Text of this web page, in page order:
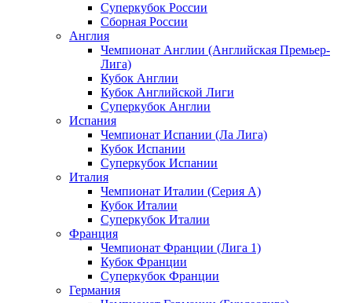
Суперкубок России
Сборная России
Англия
Чемпионат Англии (Английская Премьер-
Лига)
Кубок Англии
Кубок Английской Лиги
Суперкубок Англии
Испания
Чемпионат Испании (Ла Лига)
Кубок Испании
Суперкубок Испании
Италия
Чемпионат Италии (Серия А)
Кубок Италии
Суперкубок Италии
Франция
Чемпионат Франции (Лига 1)
Кубок Франции
Суперкубок Франции
Германия